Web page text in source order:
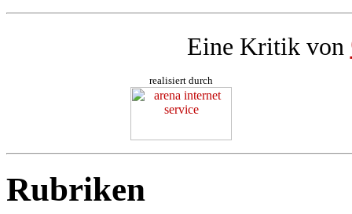
Eine Kritik von
realisiert durch
Rubriken